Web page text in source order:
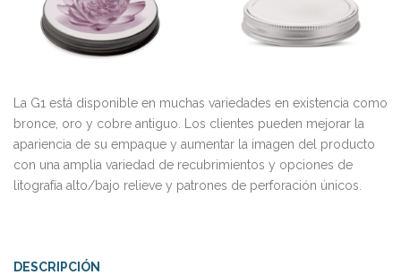
La G1 está disponible en muchas variedades en existencia como
bronce, oro y cobre antiguo. Los clientes pueden mejorar la
apariencia de su empaque y aumentar la imagen del producto
con una amplia variedad de recubrimientos y opciones de
litografía alto/bajo relieve y patrones de perforación únicos.
DESCRIPCIÓN